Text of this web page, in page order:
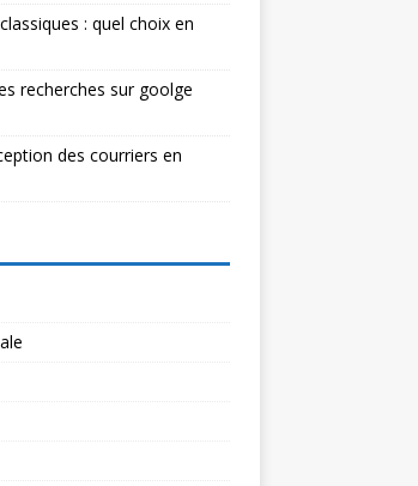
: quel choix en
recherches sur goolge
des courriers en